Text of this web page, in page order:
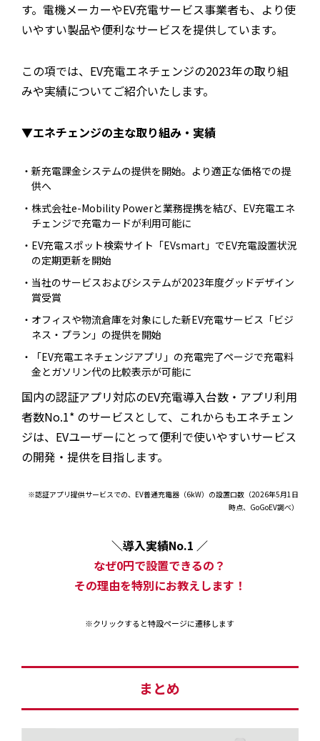
す。電機メーカーやEV充電サービス事業者も、より使
いやすい製品や便利なサービスを提供しています。
この項では、EV充電エネチェンジの2023年の取り組
みや実績についてご紹介いたします。
▼エネチェンジの主な取り組み・実績
新充電課金システムの提供を開始。より適正な価格での提
供へ
株式会社e-Mobility Powerと業務提携を結び、EV充電エネ
チェンジで充電カードが利用可能に
EV充電スポット検索サイト「EVsmart」でEV充電設置状況
の定期更新を開始
当社のサービスおよびシステムが2023年度グッドデザイン
賞受賞
オフィスや物流倉庫を対象にした新EV充電サービス「ビジ
ネス・プラン」の提供を開始
「EV充電エネチェンジアプリ」の充電完了ページで充電料
金とガソリン代の比較表示が可能に
国内の認証アプリ対応のEV充電導入台数・アプリ利用
者数No.1* のサービスとして、これからもエネチェン
ジは、EVユーザーにとって便利で使いやすいサービス
の開発・提供を目指します。
※認証アプリ提供サービスでの、EV普通充電器（6kW）の設置口数（2026年5月1日
時点、GoGoEV調べ）
＼導入実績No.1 ／
なぜ0円で設置できるの？
その理由を特別にお教えします！
※クリックすると特設ページに遷移します
まとめ